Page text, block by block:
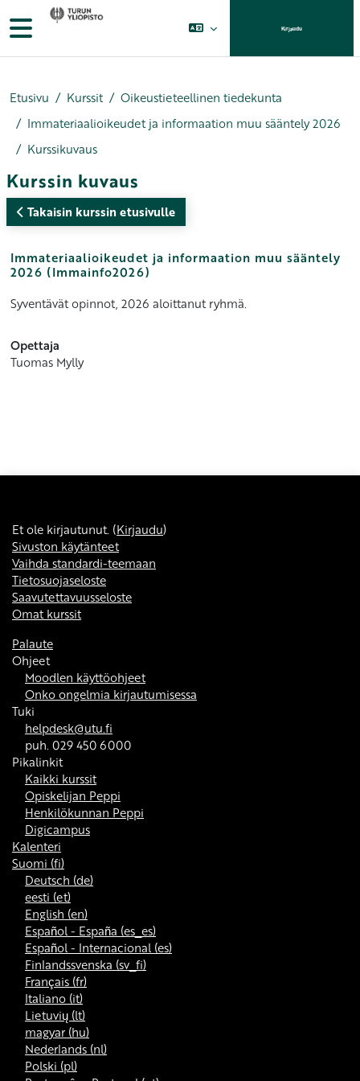
Siirry pääsisältöön
Sivupaneeli Kirjaudu
Etusivu Kurssit
Oikeustieteellinen tiedekunta
Immateriaalioikeudet ja informaation muu sääntely 2026
Kurssikuvaus
Kurssin kuvaus
Takaisin kurssin etusivulle
Immateriaalioikeudet ja informaation muu sääntely
2026 (Immainfo2026)
Syventävät opinnot, 2026 aloittanut ryhmä.
Opettaja
Tuomas Mylly
Et ole kirjautunut. (Kirjaudu)
Sivuston käytänteet
Vaihda standardi-teemaan
Tietosuojaseloste
Saavutettavuusseloste
Omat kurssit
Palaute
Ohjeet
Moodlen käyttöohjeet
Onko ongelmia kirjautumisessa
Tuki
helpdesk@utu.fi
puh. 029 450 6000
Pikalinkit
Kaikki kurssit
Opiskelijan Peppi
Henkilökunnan Peppi
Digicampus
Kalenteri
Suomi ‎(fi)‎
Deutsch ‎(de)‎
eesti ‎(et)‎
English ‎(en)‎
Español - España ‎(es_es)‎
Español - Internacional ‎(es)‎
Finlandssvenska ‎(sv_fi)‎
Français ‎(fr)‎
Italiano ‎(it)‎
Lietuvių ‎(lt)‎
magyar ‎(hu)‎
Nederlands ‎(nl)‎
Polski ‎(pl)‎